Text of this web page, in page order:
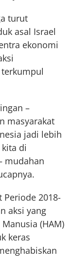
turut
asal Israel
ekonomi
–
masyarakat
jadi lebih
di
mudahan
Periode 2018-
aksi yang
(HAM)
keras